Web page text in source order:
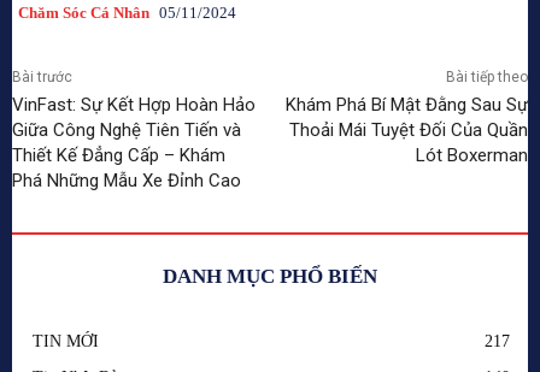
Chăm Sóc Cá Nhân 05/11/2024
Bài trước
VinFast: Sự Kết Hợp Hoàn Hảo
Giữa Công Nghệ Tiên Tiến và
Thiết Kế Đẳng Cấp – Khám
Phá Những Mẫu Xe Đỉnh Cao
Bài tiếp theo
Khám Phá Bí Mật Đằng Sau Sự
Thoải Mái Tuyệt Đối Của Quần
Lót Boxerman
DANH MỤC PHỔ BIẾN
TIN MỚI
217